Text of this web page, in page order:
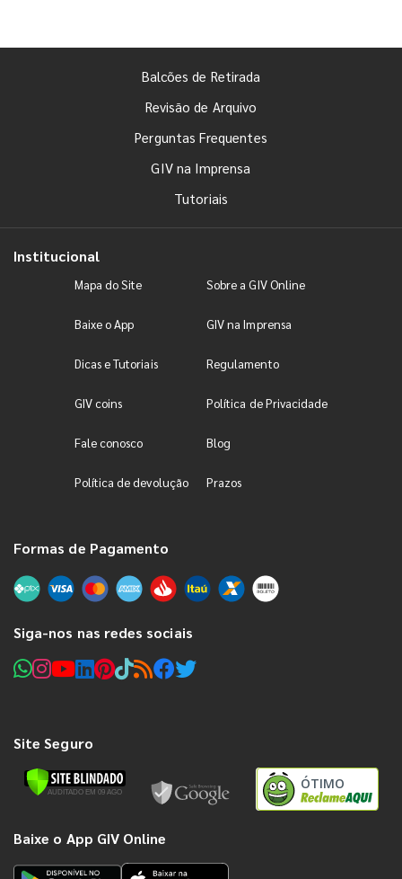
Balcões de Retirada
Revisão de Arquivo
Perguntas Frequentes
GIV na Imprensa
Tutoriais
Institucional
Mapa do Site Sobre a GIV Online
Baixe o App GIV na Imprensa
Dicas e Tutoriais Regulamento
GIV coins Política de Privacidade
Fale conosco Blog
Política de devolução Prazos
Formas de Pagamento
Siga-nos nas redes sociais
Site Seguro
ÓTIMO
Baixe o App GIV Online